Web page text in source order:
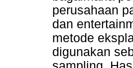
perusahaan
dan
metode
digunakan